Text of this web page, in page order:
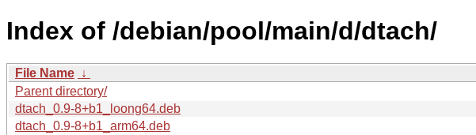
Index of /debian/pool/main/d/dtach/
File Name ↓
Parent directory/
dtach_0.9-8+b1_loong64.deb
dtach_0.9-8+b1_arm64.deb